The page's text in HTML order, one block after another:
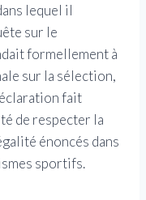
lequel il
sur le
formellement à
sur la sélection,
fait
de respecter la
énoncés dans
sportifs.